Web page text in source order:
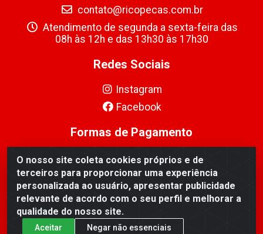
O nosso site coleta cookies próprios e de
terceiros para proporcionar uma experiência
personalizada ao usuário, apresentar publicidade
relevante de acordo com o seu perfil e melhorar a
qualidade do nosso site.
Aceitar Negar não essenciais
contato@ricopecas.com.br
Atendimento de segunda a sexta-feira das
08h às 12h e das 13h30 às 17h30
Redes Sociais
Instagram
Facebook
Formas de Pagamento
Ricopeças Comércio de componentes Eletrônicos Ltda -
Rua Alicio Francisco Mafra, 968 - Jardim Taroba,
Cambé/PR - CEP 86.191-390 - CNPJ 06.241.208/0001-